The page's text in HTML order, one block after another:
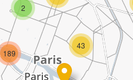
43
189
2